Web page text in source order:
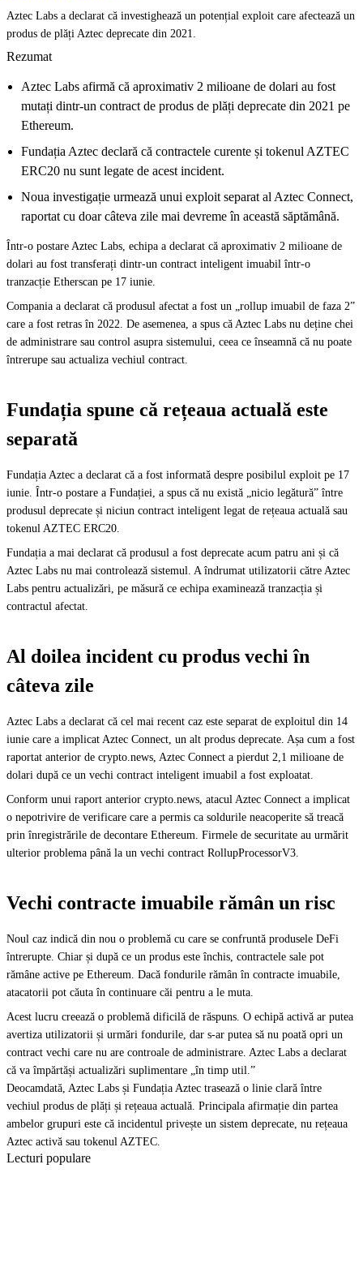
Aztec Labs a declarat că investighează un potențial exploit care afectează un
produs de plăți Aztec deprecate din 2021.
Rezumat
Aztec Labs afirmă că aproximativ 2 milioane de dolari au fost
mutați dintr-un contract de produs de plăți deprecate din 2021 pe
Ethereum.
Fundația Aztec declară că contractele curente și tokenul AZTEC
ERC20 nu sunt legate de acest incident.
Noua investigație urmează unui exploit separat al Aztec Connect,
raportat cu doar câteva zile mai devreme în această săptămână.
Într-o postare Aztec Labs, echipa a declarat că aproximativ 2 milioane de
dolari au fost transferați dintr-un contract inteligent imuabil într-o
tranzacție Etherscan pe 17 iunie.
Compania a declarat că produsul afectat a fost un „rollup imuabil de faza 2”
care a fost retras în 2022. De asemenea, a spus că Aztec Labs nu deține chei
de administrare sau control asupra sistemului, ceea ce înseamnă că nu poate
întrerupe sau actualiza vechiul contract.
Fundația spune că rețeaua actuală este
separată
Fundația Aztec a declarat că a fost informată despre posibilul exploit pe 17
iunie. Într-o postare a Fundației, a spus că nu există „nicio legătură” între
produsul deprecate și niciun contract inteligent legat de rețeaua actuală sau
tokenul AZTEC ERC20.
Fundația a mai declarat că produsul a fost deprecate acum patru ani și că
Aztec Labs nu mai controlează sistemul. A îndrumat utilizatorii către Aztec
Labs pentru actualizări, pe măsură ce echipa examinează tranzacția și
contractul afectat.
Al doilea incident cu produs vechi în
câteva zile
Aztec Labs a declarat că cel mai recent caz este separat de exploitul din 14
iunie care a implicat Aztec Connect, un alt produs deprecate. Așa cum a fost
raportat anterior de crypto.news, Aztec Connect a pierdut 2,1 milioane de
dolari după ce un vechi contract inteligent imuabil a fost exploatat.
Conform unui raport anterior crypto.news, atacul Aztec Connect a implicat
o nepotrivire de verificare care a permis ca soldurile neacoperite să treacă
prin înregistrările de decontare Ethereum. Firmele de securitate au urmărit
ulterior problema până la un vechi contract RollupProcessorV3.
Vechi contracte imuabile rămân un risc
Noul caz indică din nou o problemă cu care se confruntă produsele DeFi
întrerupte. Chiar și după ce un produs este închis, contractele sale pot
rămâne active pe Ethereum. Dacă fondurile rămân în contracte imuabile,
atacatorii pot căuta în continuare căi pentru a le muta.
Acest lucru creează o problemă dificilă de răspuns. O echipă activă ar putea
avertiza utilizatorii și urmări fondurile, dar s-ar putea să nu poată opri un
contract vechi care nu are controale de administrare. Aztec Labs a declarat
că va împărtăși actualizări suplimentare „în timp util.”
Deocamdată, Aztec Labs și Fundația Aztec trasează o linie clară între
vechiul produs de plăți și rețeaua actuală. Principala afirmație din partea
ambelor grupuri este că incidentul privește un sistem deprecate, nu rețeaua
Aztec activă sau tokenul AZTEC.
Lecturi populare